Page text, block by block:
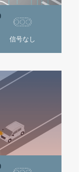
信号なし